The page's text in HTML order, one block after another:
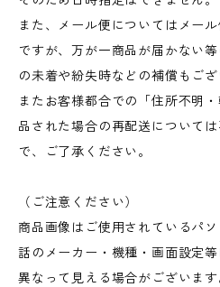
また、メール便についてはメー
ですが、万が一商品が届かない
の未着や紛失時などの補償もござ
またお客様都合での「住所不明
品された場合の再配送について
で、ご了承ください。
（ご注意ください）
商品画像はご使用されているパ
話のメーカー・機種・画面設定
異なって見える場合がございま